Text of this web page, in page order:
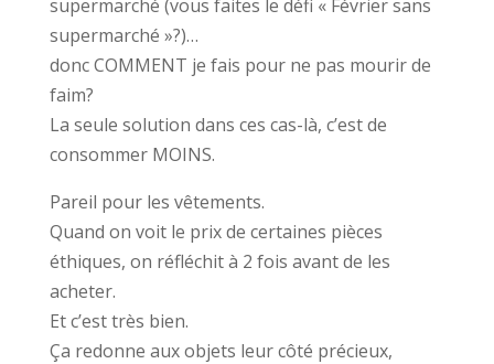
supermarché (vous faites le défi « Février sans
supermarché »?)…
donc COMMENT je fais pour ne pas mourir de
faim?
La seule solution dans ces cas-là, c’est de
consommer MOINS.
Pareil pour les vêtements.
Quand on voit le prix de certaines pièces
éthiques, on réfléchit à 2 fois avant de les
acheter.
Et c’est très bien.
Ça redonne aux objets leur côté précieux,